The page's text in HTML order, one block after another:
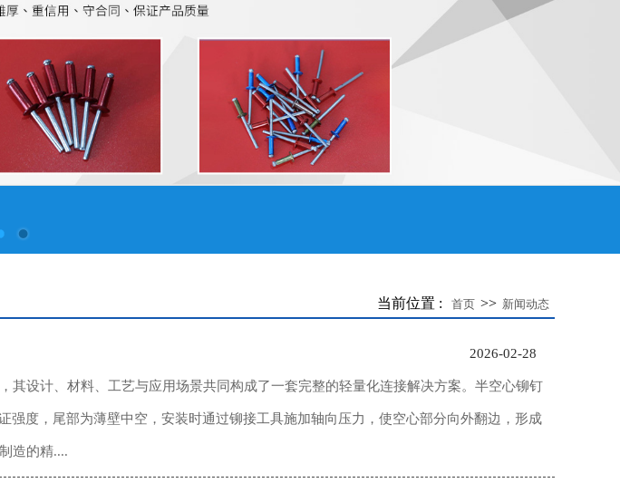
当前位置 : 首页 >> 新闻动态
2026-02-28
其设计、材料、工艺与应用场景共同构成了一套完整的轻量化连接解决方案。半空心铆钉
度，尾部为薄壁中空，安装时通过铆接工具施加轴向压力，使空心部分向外翻边，形成
造的精....